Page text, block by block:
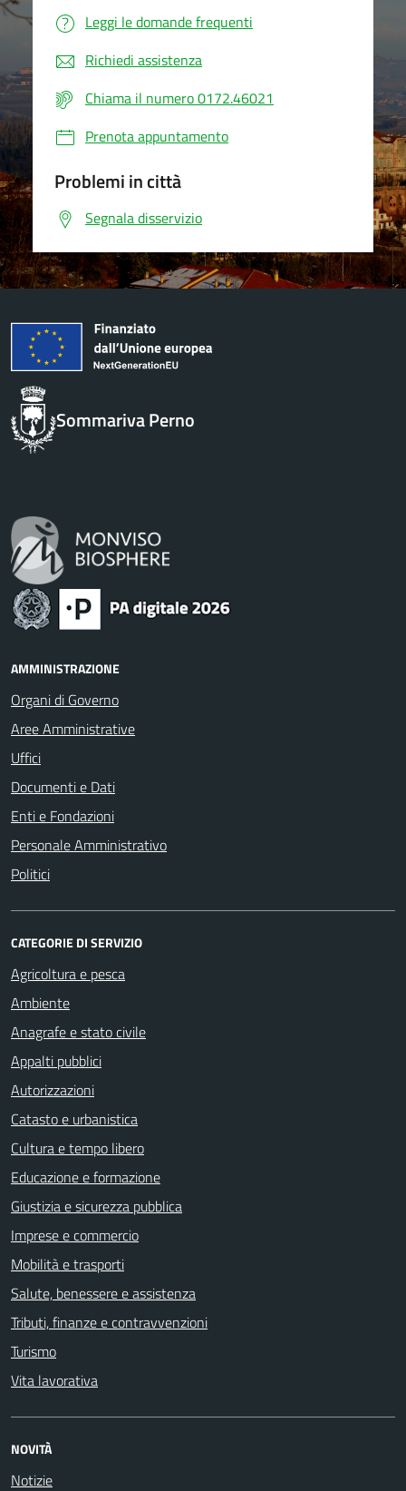
Leggi le domande frequenti
Richiedi assistenza
Chiama il numero 0172.46021
Prenota appuntamento
Problemi in città
Segnala disservizio
Sommariva Perno
AMMINISTRAZIONE
Organi di Governo
Aree Amministrative
Uffici
Documenti e Dati
Enti e Fondazioni
Personale Amministrativo
Politici
CATEGORIE DI SERVIZIO
Agricoltura e pesca
Ambiente
Anagrafe e stato civile
Appalti pubblici
Autorizzazioni
Catasto e urbanistica
Cultura e tempo libero
Educazione e formazione
Giustizia e sicurezza pubblica
Imprese e commercio
Mobilità e trasporti
Salute, benessere e assistenza
Tributi, finanze e contravvenzioni
Turismo
Vita lavorativa
NOVITÀ
Notizie